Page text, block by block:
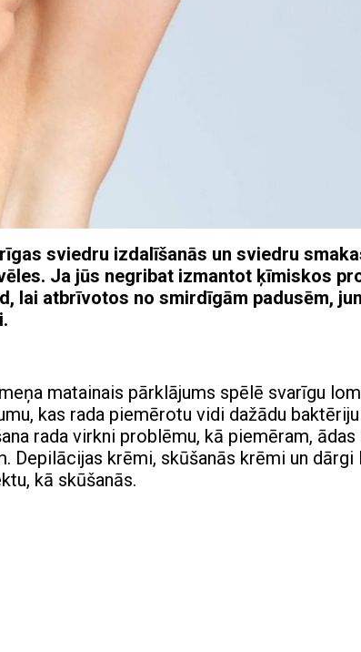
sviedru izdalīšanās un sviedru
Ja jūs negribat izmantot ķīmiskos
lai atbrīvotos no smirdīgām padusēm,
matainais pārklājums spēlē svarīgu
kas rada piemērotu vidi dažādu
rada virkni problēmu, kā piemēram, ādas
Depilācijas krēmi, skūšanās krēmi un dārgi
kā skūšanās.